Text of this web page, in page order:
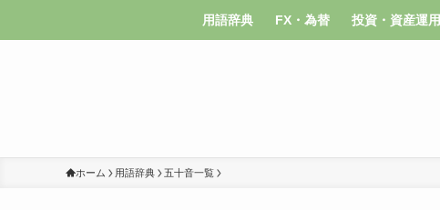
用語辞典 FX・為替 投資・資産運用
ホーム 用語辞典 五十音一覧